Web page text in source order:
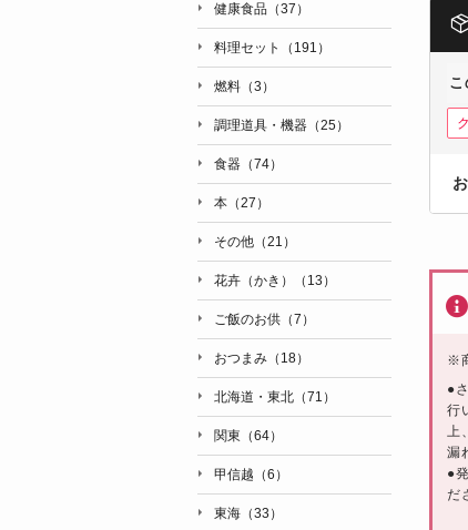
※
●
行
漏
●
だ
健康食品（37）
料理セット（191）
燃料（3）
調理道具・機器（25）
食器（74）
本（27）
その他（21）
花卉（かき）（13）
ご飯のお供（7）
おつまみ（18）
北海道・東北（71）
関東（64）
甲信越（6）
東海（33）